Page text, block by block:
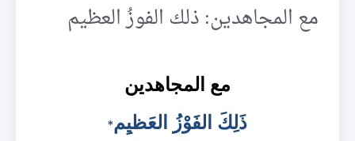
مع المجاهدين: ذلك الفوزُ العظيم
مع المجاهدين
ذلك الفوز العَظيِم*